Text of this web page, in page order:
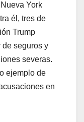
York
él, tres de
Trump
de seguros y
severas.
ejemplo de
en